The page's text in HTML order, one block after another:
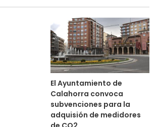
El Ayuntamiento de
Calahorra convoca
subvenciones para la
adquisión de medidores